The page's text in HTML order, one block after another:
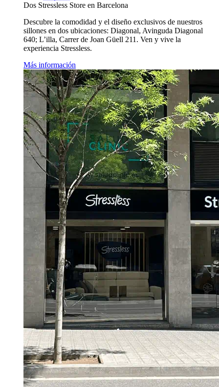
Dos Stressless Store en Barcelona
Descubre la comodidad y el diseño exclusivos de nuestros
sillones en dos ubicaciones: Diagonal, Avinguda Diagonal
640; L’illa, Carrer de Joan Güell 211. Ven y vive la
experiencia Stressless.
Más información